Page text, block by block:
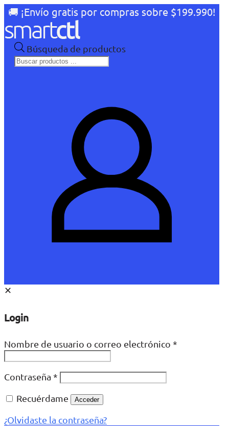
🚚 ¡Envío gratis por compras sobre $199.990!
Búsqueda de productos
✕
Login
Nombre de usuario o correo electrónico *
Contraseña *
Recuérdame
Acceder
¿Olvidaste la contraseña?